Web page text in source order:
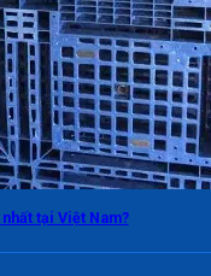
tại Việt Nam?